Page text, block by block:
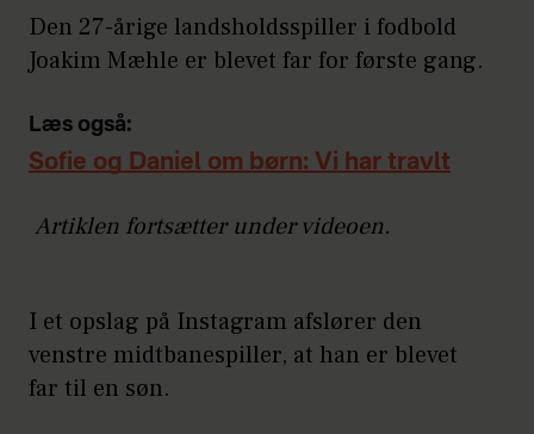
Den 27-årige landsholdsspiller i fodbold
Joakim Mæhle er blevet far for første gang.
Læs også:
Sofie og Daniel om børn: Vi har travlt
Artiklen fortsætter under videoen.
I et opslag på Instagram afslører den
venstre midtbanespiller, at han er blevet
far til en søn.